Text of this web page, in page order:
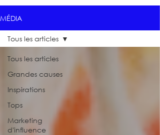
MÉDIA
Tous les articles
Grandes causes
Inspirations
Tops
Marketing
d'influence
Tous les articles